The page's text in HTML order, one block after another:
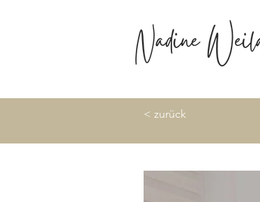
< zurück